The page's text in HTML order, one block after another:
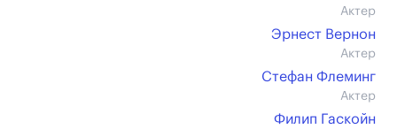
Актер
Эрнест Вернон
Актер
Стефан Флеминг
Актер
Филип Гаскойн